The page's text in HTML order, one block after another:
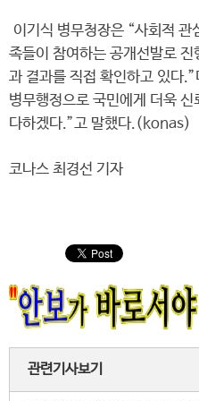
이기식 병무청장은 “사회적
족들이 참여하는 공개선발로
과 결과를 직접 확인하고 있다
병무행정으로 국민에게 더욱
다하겠다.”고 말했다.(konas)
코나스 최경선 기자
관련기사보기